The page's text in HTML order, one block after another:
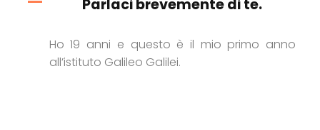
Parlaci brevemente di te.
Ho 19 anni e questo è il mio primo anno
all’istituto Galileo Galilei.